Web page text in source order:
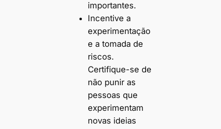
importantes.
Incentive a
experimentação
e a tomada de
riscos.
Certifique-se de
não punir as
pessoas que
experimentam
novas ideias